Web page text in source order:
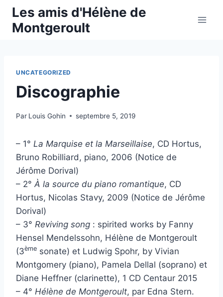
Aller
contenu
Les amis d'Hélène de
Montgeroult
UNCATEGORIZED
Discographie
Par Louis Gohin septembre 5, 2019
– 1° La Marquise et la Marseillaise, CD Hortus,
Bruno Robilliard, piano, 2006 (Notice de
Jérôme Dorival)
– 2° À la source du piano romantique, CD
Hortus, Nicolas Stavy, 2009 (Notice de Jérôme
Dorival)
– 3° Reviving song : spirited works by Fanny
Hensel Mendelssohn, Hélène de Montgeroult
(3ème sonate) et Ludwig Spohr, by Vivian
Montgomery (piano), Pamela Dellal (soprano) et
Diane Heffner (clarinette), 1 CD Centaur 2015
– 4° Hélène de Montgeroult, par Edna Stern.